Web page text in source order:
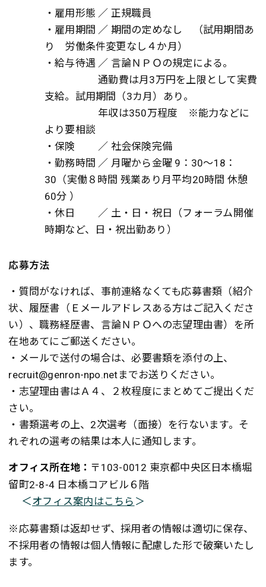
・雇用形態 ／ 正規職員
・雇用期間 ／ 期間の定めなし （試用期間あ
り 労働条件変更なし４か月）
・給与待遇 ／ 言論ＮＰＯの規定による。
通勤費は月3万円を上限として実費
支給。試用期間（3カ月）あり。
年収は350万程度 ※能力などに
より要相談
・保険 ／ 社会保険完備
・勤務時間 ／ 月曜から金曜 9：30～18：
30（実働８時間 残業あり月平均20時間 休憩
60分 ）
・休日 ／ 土・日・祝日（フォーラム開催
時期など、日・祝出勤あり）
応募方法
・質問がなければ、事前連絡なくても応募書類（紹介
状、履歴書（Ｅメールアドレスある方はご記入くださ
い）、職務経歴書、言論ＮＰＯへの志望理由書）を所
在地あてにご郵送ください。
・メールで送付の場合は、必要書類を添付の上、
recruit@genron-npo.netまでお送りください。
・志望理由書はＡ４、２枚程度にまとめてご提出くだ
さい。
・書類選考の上、2次選考（面接）を行ないます。そ
れぞれの選考の結果は本人に通知します。
オフィス所在地： 〒103-0012 東京都中央区日本橋堀
留町2-8-4 日本橋コアビル６階
＜オフィス案内はこちら ＞
※応募書類は返却せず、採用者の情報は適切に保存、
不採用者の情報は個人情報に配慮した形で破棄いたし
ます。